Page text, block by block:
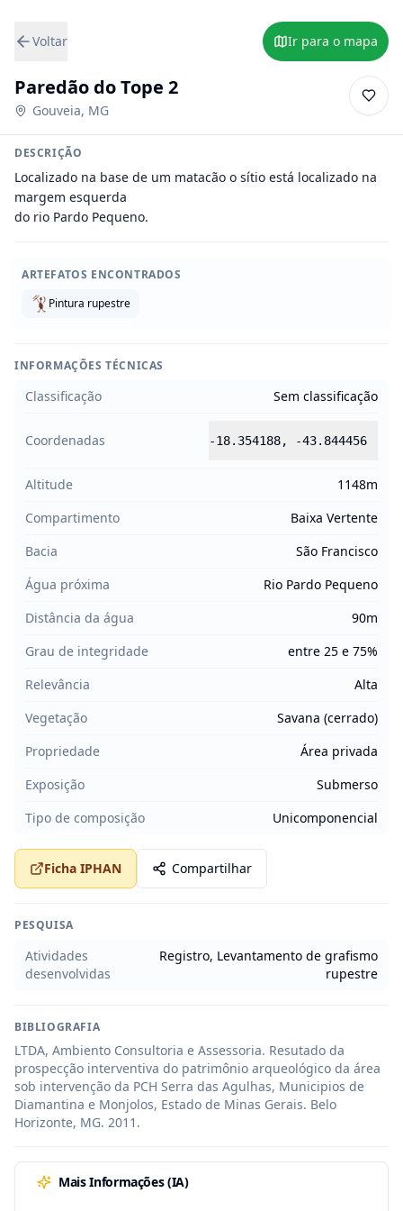
Voltar Ir para o mapa
Paredão do Tope 2
Gouveia, MG
DESCRIÇÃO
Localizado na base de um matacão o sítio está localizado na
margem esquerda
do rio Pardo Pequeno.
ARTEFATOS ENCONTRADOS
Pintura rupestre
INFORMAÇÕES TÉCNICAS
Classificação Sem classificação
Coordenadas -18.354188, -43.844456
Altitude
1148m
Compartimento
Baixa Vertente
Bacia
São Francisco
Água próxima
Rio Pardo Pequeno
Distância da água
90m
Grau de integridade
entre 25 e 75%
Relevância
Alta
Vegetação
Savana (cerrado)
Propriedade
Área privada
Exposição
Submerso
Tipo de composição
Unicomponencial
Ficha IPHAN Compartilhar
PESQUISA
Atividades
desenvolvidas
Registro, Levantamento de grafismo
rupestre
BIBLIOGRAFIA
LTDA, Ambiento Consultoria e Assessoria. Resutado da
prospecção interventiva do patrimônio arqueológico da área
sob intervenção da PCH Serra das Agulhas, Municipios de
Diamantina e Monjolos, Estado de Minas Gerais. Belo
Horizonte, MG. 2011.
Mais Informações (IA)